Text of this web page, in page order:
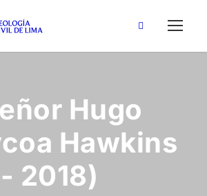
Hugo
Hawkins
2018)